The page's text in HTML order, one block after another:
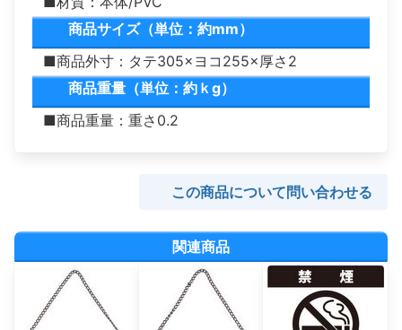
商品サイズ（単位：約mm）
■商品外寸：タテ305×ヨコ255×厚さ2
商品重量（単位：約ｋg）
■商品重量：重さ0.2
この商品について問い合わせる
関連商品